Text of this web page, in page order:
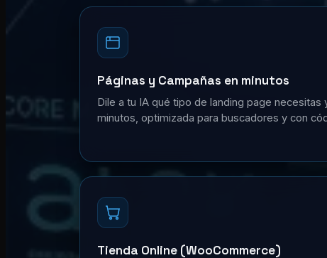
Páginas y Campañas en minutos
Dile a tu IA qué tipo de landing page necesitas
minutos, optimizada para buscadores y con
Tienda Online (WooCommerce)